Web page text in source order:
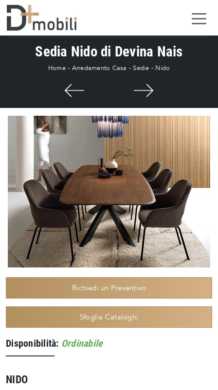
Sedia Nido di Devina Nais
Home- Arredamento Casa - Sedie - Nido
Richiedi un Preventivo
Sfoglia Cataloghi
Disponibilità: Ordinabile
NIDO